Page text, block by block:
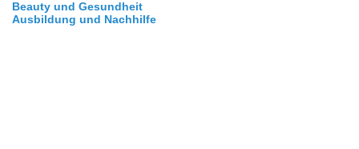
Beauty und Gesundheit
Ausbildung und Nachhilfe